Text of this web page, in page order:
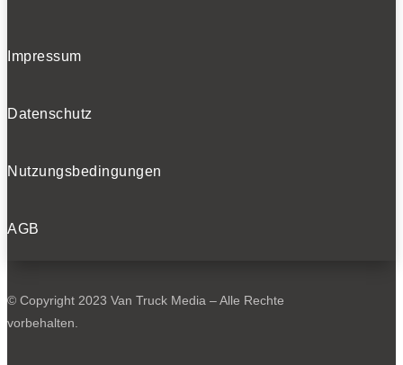
Impressum
Datenschutz
Nutzungsbedingungen
AGB
© Copyright 2023 Van Truck Media – Alle Rechte
vorbehalten.